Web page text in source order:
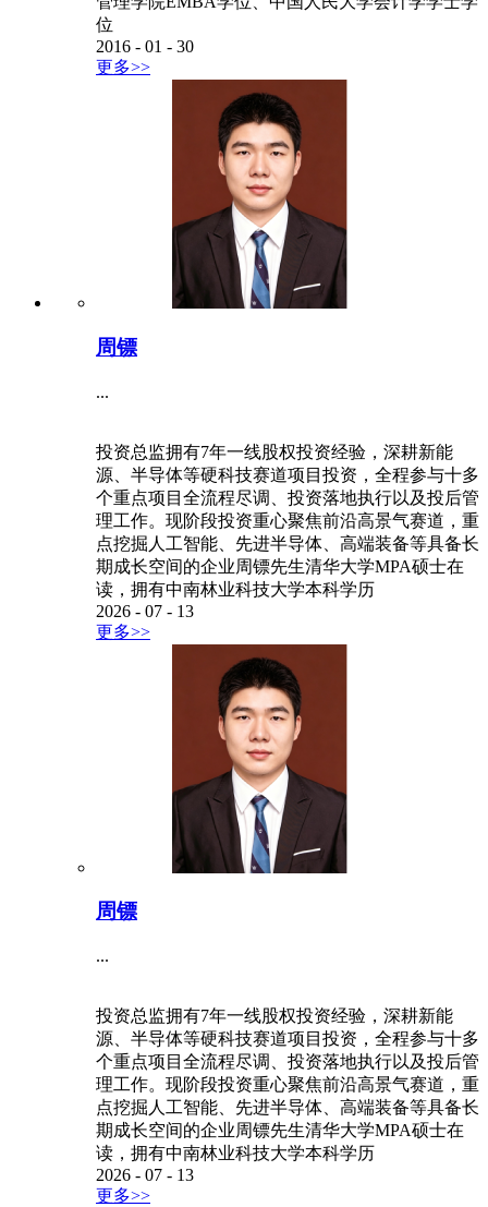
位
2016 - 01 - 30
更多>>
周镖
...
投资总监拥有7年一线股权投资经验，深耕新能
源、半导体等硬科技赛道项目投资，全程参与十多
个重点项目全流程尽调、投资落地执行以及投后管
理工作。现阶段投资重心聚焦前沿高景气赛道，重
点挖掘人工智能、先进半导体、高端装备等具备长
期成长空间的企业周镖先生清华大学MPA硕士在
读，拥有中南林业科技大学本科学历
2026 - 07 - 13
更多>>
周镖
...
投资总监拥有7年一线股权投资经验，深耕新能
源、半导体等硬科技赛道项目投资，全程参与十多
个重点项目全流程尽调、投资落地执行以及投后管
理工作。现阶段投资重心聚焦前沿高景气赛道，重
点挖掘人工智能、先进半导体、高端装备等具备长
期成长空间的企业周镖先生清华大学MPA硕士在
读，拥有中南林业科技大学本科学历
2026 - 07 - 13
更多>>